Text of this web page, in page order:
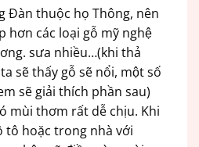
Đàn thuộc họ Thông, nên
hơn các loại gỗ mỹ nghệ
sưa nhiều…(khi thả
sẽ thấy gỗ sẽ nổi, một số
sẽ giải thích phần sau)
mùi thơm rất dễ chịu. Khi
tô hoặc trong nhà với